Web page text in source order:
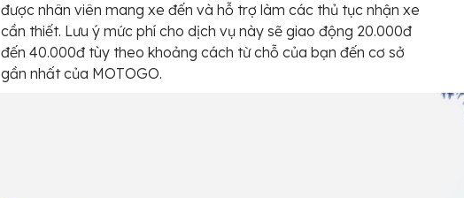
được nhân viên mang xe đến và hỗ trợ làm các thủ tục nhận xe
cần thiết. Lưu ý mức phí cho dịch vụ này sẽ giao động 20.000đ
đến 40.000đ tùy theo khoảng cách từ chỗ của bạn đến cơ sở
gần nhất của MOTOGO.